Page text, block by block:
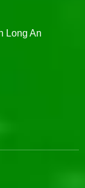
Long An